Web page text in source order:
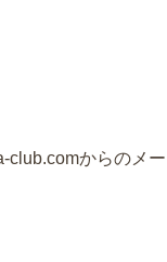
club.comからのメー